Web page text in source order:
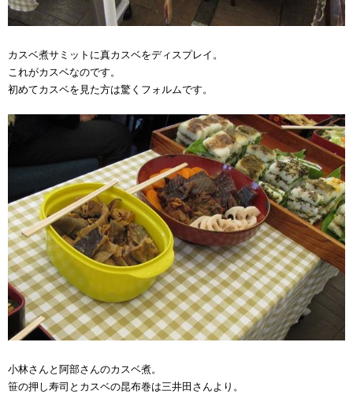
カスベ煮サミットに真カスベをディスプレイ。
これがカスベなのです。
初めてカスベを見た方は驚くフォルムです。
小林さんと阿部さんのカスベ煮。
笹の押し寿司とカスベの昆布巻は三井田さんより。